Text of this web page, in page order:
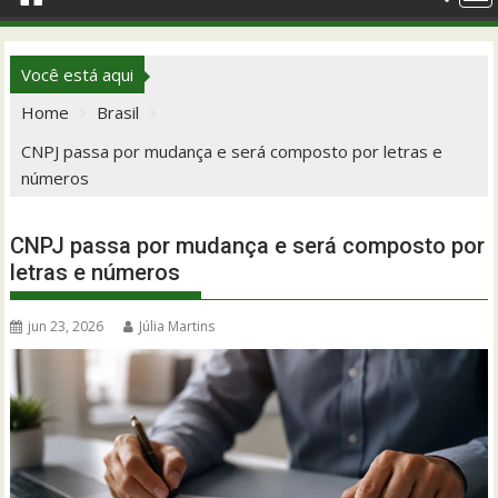
Você está aqui
Home
Brasil
CNPJ passa por mudança e será composto por letras e
números
CNPJ passa por mudança e será composto por
letras e números
jun 23, 2026 Júlia Martins